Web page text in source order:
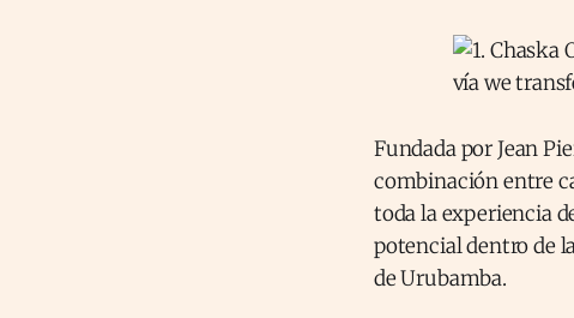
Fundada por Jean
combinación entre
toda la experiencia
potencial dentro de
de Urubamba.